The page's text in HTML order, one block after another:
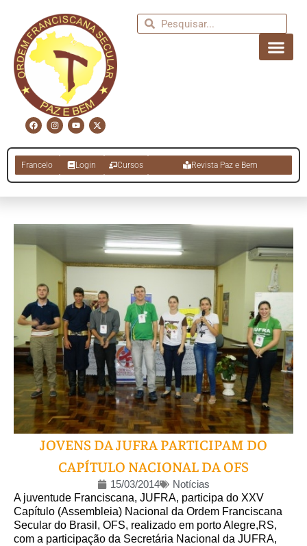
Francelo Login Cursos Revista Paz e Bem
JOVENS DA JUFRA PARTICIPAM DO
CAPÍTULO NACIONAL DA OFS
15/03/2014
Notícias
A juventude Franciscana, JUFRA, participa do XXV
Capítulo (Assembleia) Nacional da Ordem Franciscana
Secular do Brasil, OFS, realizado em porto Alegre,RS,
com a participação da Secretária Nacional da JUFRA,